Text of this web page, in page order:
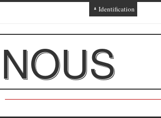
Identification
Ajout texte ou poème